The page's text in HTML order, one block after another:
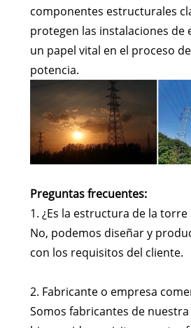
componentes estructurales
protegen las instalaciones de
un papel vital en el proceso
potencia.
Preguntas frecuentes:
1. ¿Es la estructura de la torre
No, podemos diseñar y
con los requisitos del cliente.
2. Fabricante o empresa
Somos fabricantes de